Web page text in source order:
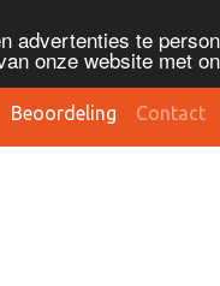
advertenties te
onze website met
Beoordeling Contact